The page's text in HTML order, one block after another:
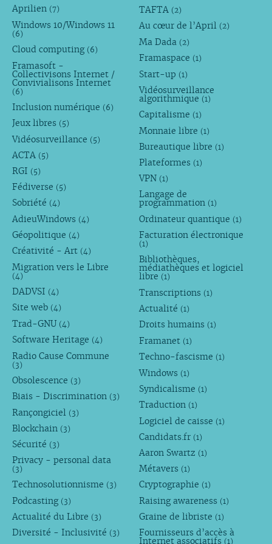
Aprilien (7)
Windows 10/Windows 11
(6)
Cloud computing (6)
Framasoft -
Collectivisons Internet /
Convivialisons Internet
(6)
Inclusion numérique (6)
Jeux libres (5)
Vidéosurveillance (5)
ACTA (5)
RGI (5)
Fédiverse (5)
Sobriété (4)
AdieuWindows (4)
Géopolitique (4)
Créativité - Art (4)
Migration vers le Libre
(4)
DADVSI (4)
Site web (4)
Trad-GNU (4)
Software Heritage (4)
Radio Cause Commune
(3)
Obsolescence (3)
Biais - Discrimination (3)
Rançongiciel (3)
Blockchain (3)
Sécurité (3)
Privacy - personal data
(3)
Technosolutionnisme (3)
Podcasting (3)
Actualité du Libre (3)
Diversité - Inclusivité (3)
TAFTA (2)
Au cœur de l’April (2)
Ma Dada (2)
Framaspace (1)
Start-up (1)
Vidéosurveillance
algorithmique (1)
Capitalisme (1)
Monnaie libre (1)
Bureautique libre (1)
Plateformes (1)
VPN (1)
Langage de
programmation (1)
Ordinateur quantique (1)
Facturation électronique
(1)
Bibliothèques,
médiathèques et logiciel
libre (1)
Transcriptions (1)
Actualité (1)
Droits humains (1)
Framanet (1)
Techno-fascisme (1)
Windows (1)
Syndicalisme (1)
Traduction (1)
Logiciel de caisse (1)
Candidats.fr (1)
Aaron Swartz (1)
Métavers (1)
Cryptographie (1)
Raising awareness (1)
Graine de libriste (1)
Fournisseurs d’accès à
Internet associatifs (1)